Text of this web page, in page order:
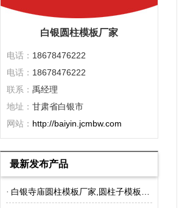
白银圆柱模板厂家
电话： 18678476222
电话： 18678476222
联系： 禹经理
地址： 甘肃省白银市
网站： http://baiyin.jcmbw.com
最新发布产品
· 白银寺庙圆柱模板厂家,圆柱子模板定制价格